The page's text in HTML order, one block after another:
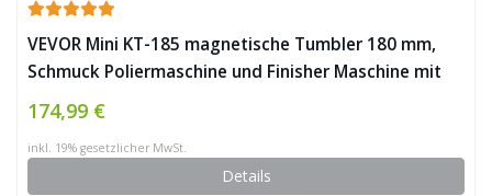
VEVOR Mini KT-185 magnetische Tumbler 180 mm,
Schmuck Poliermaschine und Finisher Maschine mit
guter Zeitfunktion, schneller
Verarbeitungsgeschwindigkeit für Leichtmetall,
Nichteisenmetalle, 2000 RPM ✪
174,99 €
inkl. 19% gesetzlicher MwSt.
Details